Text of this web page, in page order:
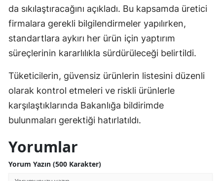
da sıkılaştıracağını açıkladı. Bu kapsamda üretici
firmalara gerekli bilgilendirmeler yapılırken,
standartlara aykırı her ürün için yaptırım
süreçlerinin kararlılıkla sürdürüleceği belirtildi.
Tüketicilerin, güvensiz ürünlerin listesini düzenli
olarak kontrol etmeleri ve riskli ürünlerle
karşılaştıklarında Bakanlığa bildirimde
bulunmaları gerektiği hatırlatıldı.
Yorumlar
Yorum Yazın (500 Karakter)